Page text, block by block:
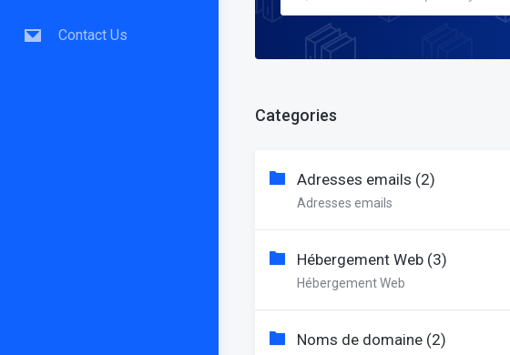
Contact Us
Categories
Adresses emails (2)
Adresses emails
Hébergement Web (3)
Hébergement Web
Noms de domaine (2)